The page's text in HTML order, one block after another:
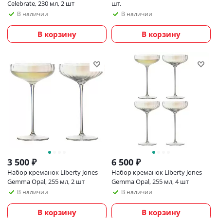
Celebrate, 230 мл, 2 шт
В наличии
В корзину
шт.
В наличии
В корзину
3 500 ₽
Набор креманок Liberty Jones
Gemma Opal, 255 мл, 2 шт
В наличии
В корзину
6 500 ₽
Набор креманок Liberty Jones
Gemma Opal, 255 мл, 4 шт
В наличии
В корзину